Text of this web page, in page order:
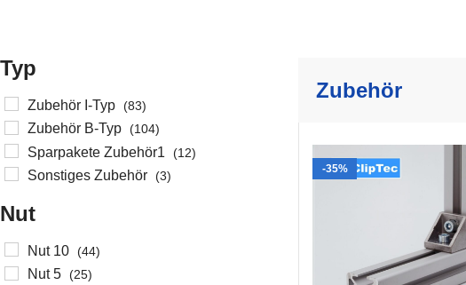
Wie wählt man das
Zum Blog-Artikel
Typ
Zubehör I-Typ (83)
Zubehör B-Typ (104)
Sparpakete Zubehör1 (12)
Sonstiges Zubehör (3)
Nut
Nut 10 (44)
Nut 5 (25)
Zubehör
-35%